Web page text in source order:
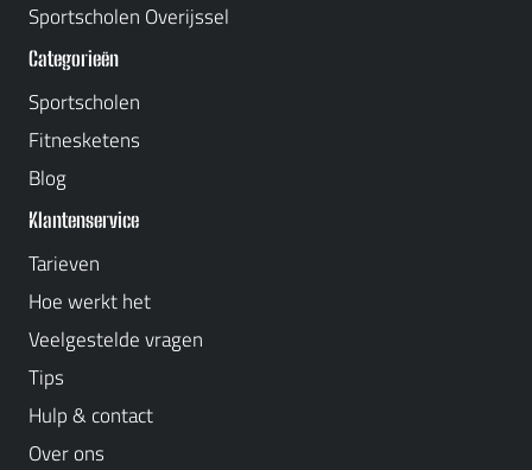
Sportscholen Overijssel
Categorieën
Sportscholen
Fitnesketens
Blog
Klantenservice
Tarieven
Hoe werkt het
Veelgestelde vragen
Tips
Hulp & contact
Over ons